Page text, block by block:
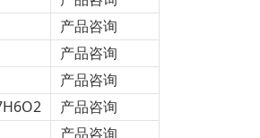
产品咨询
产品咨询
产品咨询
产品咨询
产品咨询